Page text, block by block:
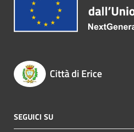
Città di Erice
SEGUICI SU